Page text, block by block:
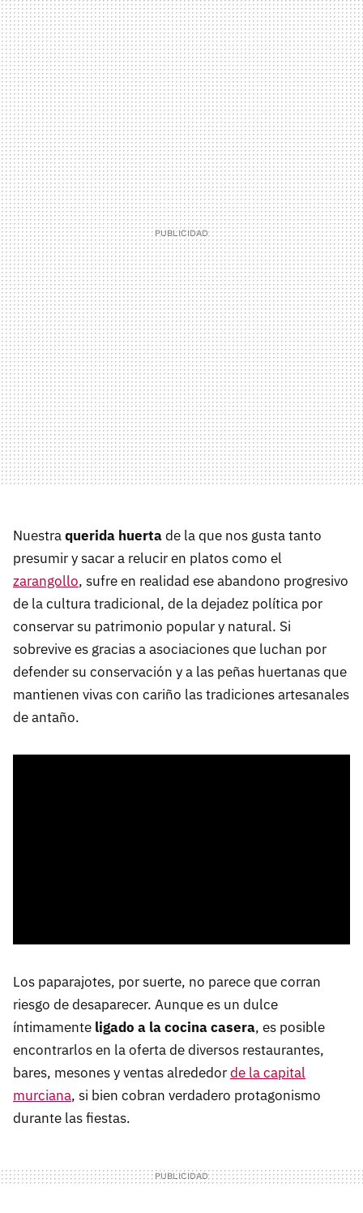
Nuestraquerida huertade la que nos gusta tanto
presumir y sacar a relucir en platos como el
zarangollo, sufre en realidad ese abandono progresivo
de la cultura tradicional, de la dejadez política por
conservar su patrimonio popular y natural. Si
sobrevive es gracias a asociaciones que luchan por
defender su conservación y a las peñas huertanas que
mantienen vivas con cariño las tradiciones artesanales
de antaño.
Los paparajotes, por suerte, no parece que corran
riesgo de desaparecer. Aunque es un dulce
íntimamente ligado a la cocina casera, es posible
encontrarlos en la oferta de diversos restaurantes,
bares, mesones y ventas alrededorde la capital
murciana, si bien cobran verdadero protagonismo
durante las fiestas.